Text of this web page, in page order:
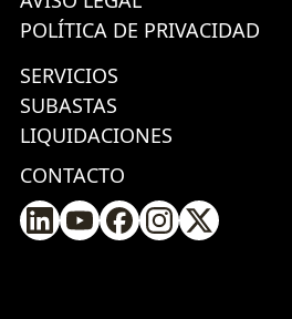
POLÍTICA DE PRIVACIDAD
SERVICIOS
SUBASTAS
LIQUIDACIONES
CONTACTO